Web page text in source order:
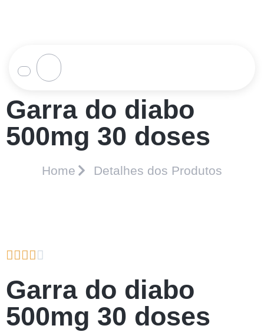
Garra do diabo
500mg 30 doses
Home Detalhes dos Produtos

Garra do diabo
500mg 30 doses